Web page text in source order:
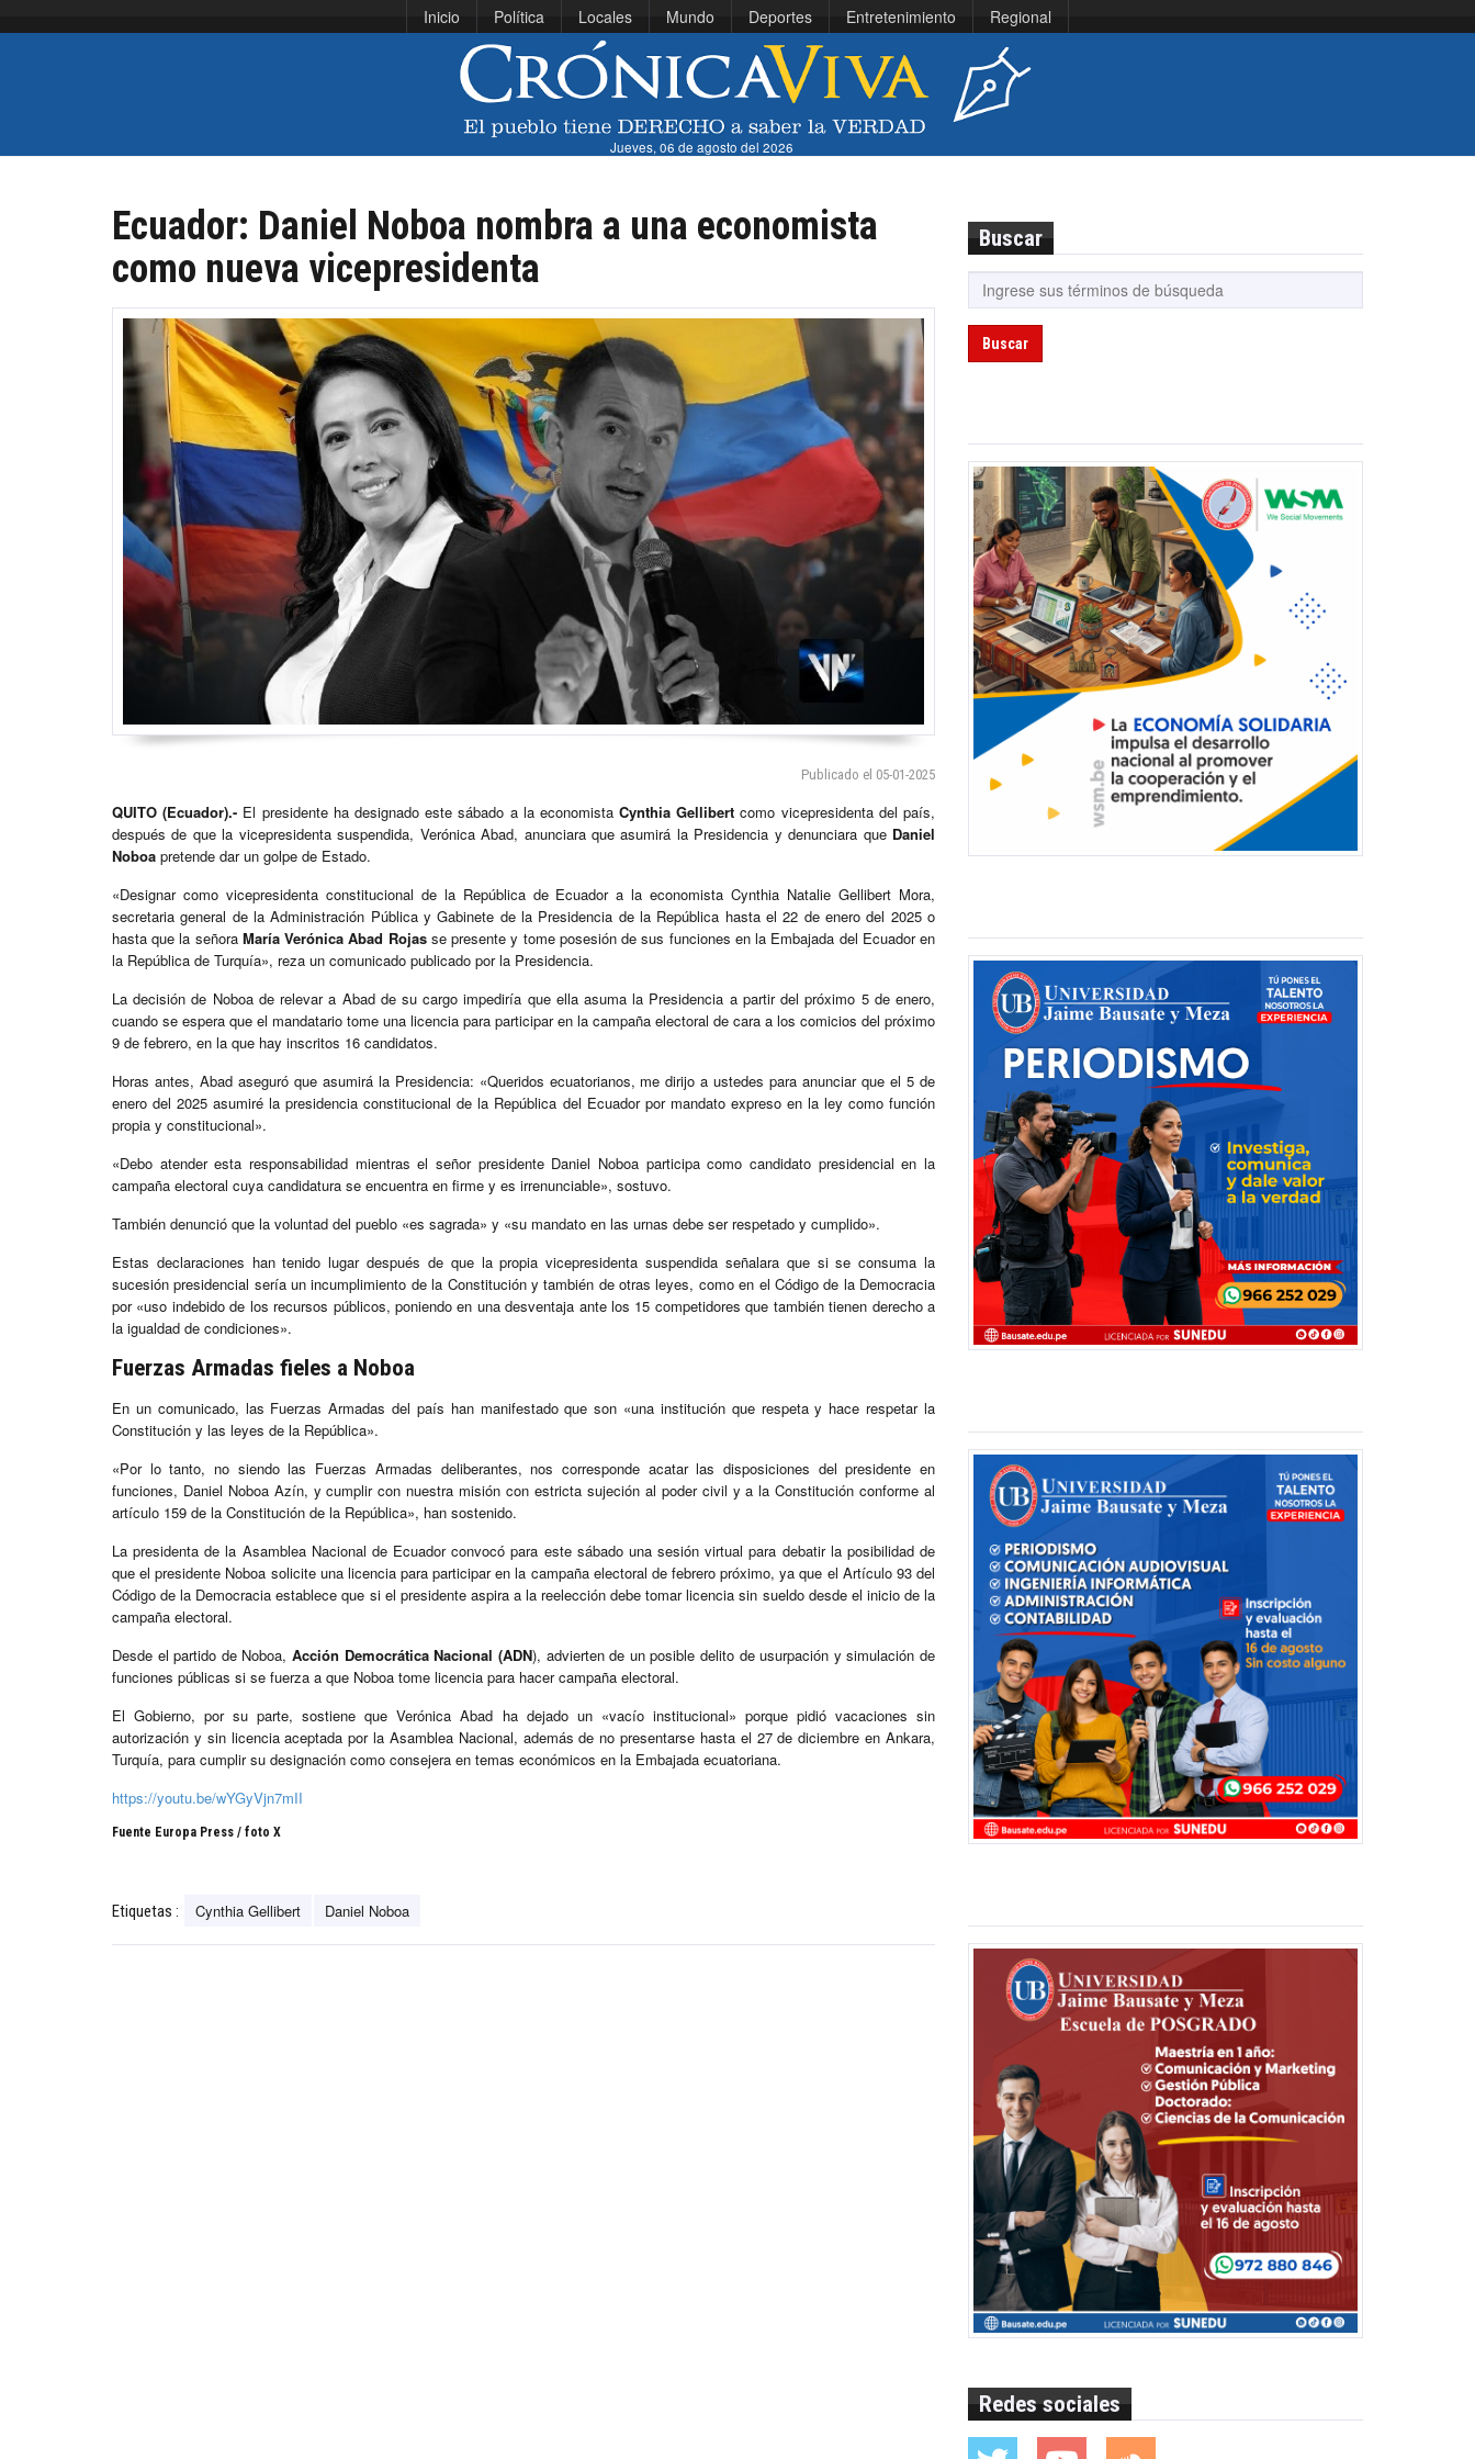
Inicio Política Locales Mundo Deportes Entretenimiento Regional
Jueves, 06 de agosto del 2026
Ecuador: Daniel Noboa nombra a una economista
como nueva vicepresidenta
Publicado el 05-01-2025
QUITO (Ecuador).- El presidente ha designado este sábado a la economistaCynthia Gellibert como vicepresidenta del país,
después de que la vicepresidenta suspendida, Verónica Abad, anunciara que asumirá la Presidencia y denunciara que Daniel
Noboa pretende dar un golpe de Estado.
«Designar como vicepresidenta constitucional de la República de Ecuador a la economista Cynthia Natalie Gellibert Mora,
secretaria general de la Administración Pública y Gabinete de la Presidencia de la República hasta el 22 de enero del 2025 o
hasta que la señora María Verónica Abad Rojasse presente y tome posesión de sus funciones en la Embajada del Ecuador en
la República de Turquía», reza un comunicado publicado por la Presidencia.
La decisión de Noboa de relevar a Abad de su cargo impediría que ella asuma la Presidencia a partir del próximo 5 de enero,
cuando se espera que el mandatario tome una licencia para participar en la campaña electoral de cara a los comicios del próximo
9 de febrero, en la que hay inscritos 16 candidatos.
Horas antes, Abad aseguró que asumirá la Presidencia: «Queridos ecuatorianos, me dirijo a ustedes para anunciar que el 5 de
enero del 2025 asumiré la presidencia constitucional de la República del Ecuador por mandato expreso en la ley como función
propia y constitucional».
«Debo atender esta responsabilidad mientras el señor presidente Daniel Noboa participa como candidato presidencial en la
campaña electoral cuya candidatura se encuentra en firme y es irrenunciable», sostuvo.
También denunció que la voluntad del pueblo «es sagrada» y «su mandato en las urnas debe ser respetado y cumplido».
Estas declaraciones han tenido lugar después de que la propia vicepresidenta suspendida señalara que si se consuma la
sucesión presidencial sería un incumplimiento de la Constitución y también de otras leyes, como en el Código de la Democracia
por «uso indebido de los recursos públicos, poniendo en una desventaja ante los 15 competidores que también tienen derecho a
la igualdad de condiciones».
Fuerzas Armadas fieles a Noboa
En un comunicado, las Fuerzas Armadas del país han manifestado que son «una institución que respeta y hace respetar la
Constitución y las leyes de la República».
«Por lo tanto, no siendo las Fuerzas Armadas deliberantes, nos corresponde acatar las disposiciones del presidente en
funciones, Daniel Noboa Azín, y cumplir con nuestra misión con estricta sujeción al poder civil y a la Constitución conforme al
artículo 159 de la Constitución de la República», han sostenido.
La presidenta de la Asamblea Nacional de Ecuador convocó para este sábado una sesión virtual para debatir la posibilidad de
que el presidente Noboa solicite una licencia para participar en la campaña electoral de febrero próximo, ya que el Artículo 93 del
Código de la Democracia establece que si el presidente aspira a la reelección debe tomar licencia sin sueldo desde el inicio de la
campaña electoral.
Desde el partido de Noboa,Acción Democrática Nacional (ADN), advierten de un posible delito de usurpación y simulación de
funciones públicas si se fuerza a que Noboa tome licencia para hacer campaña electoral.
El Gobierno, por su parte, sostiene que Verónica Abad ha dejado un «vacío institucional» porque pidió vacaciones sin
autorización y sin licencia aceptada por la Asamblea Nacional, además de no presentarse hasta el 27 de diciembre en Ankara,
Turquía, para cumplir su designación como consejera en temas económicos en la Embajada ecuatoriana.
https://youtu.be/wYGyVjn7mII
Fuente Europa Press / foto X
Etiquetas : Cynthia Gellibert Daniel Noboa
Buscar
Buscar
Redes sociales